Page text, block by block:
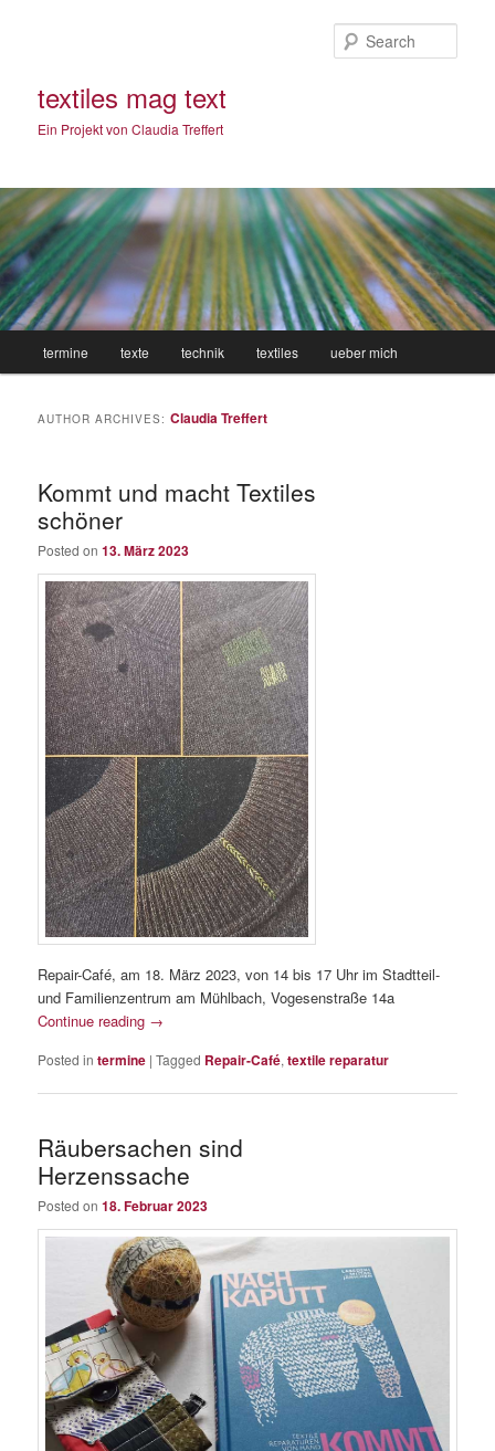
textiles mag text
Ein Projekt von Claudia Treffert
Skip
content
Skip
content
termine texte technik textiles ueber mich
AUTHOR ARCHIVES:Claudia Treffert
Kommt und macht Textiles
schöner
Posted on13. März 2023
Repair-Café, am 18. März 2023, von 14 bis 17 Uhr im Stadtteil-
und Familienzentrum am Mühlbach, Vogesenstraße 14a
Continue reading →
Posted in termine |Tagged Repair-Café,textile reparatur
Räubersachen sind
Herzenssache
Posted on18. Februar 2023